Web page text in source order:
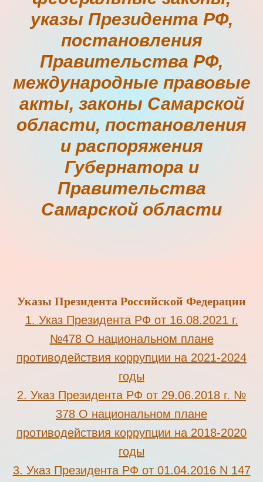
указы Президента РФ,
постановления
Правительства РФ,
международные правовые
акты, законы Самарской
области, постановления
и распоряжения
Губернатора и
Правительства
Самарской области
Указы Президента Российской Федерации
1. Указ Президента РФ от 16.08.2021 г.
№478 О национальном плане
противодействия коррупции на 2021-2024
годы
2. Указ Президента РФ от 29.06.2018 г. №
378 О национальном плане
противодействия коррупции на 2018-2020
годы
3. Указ Президента РФ от 01.04.2016 N 147